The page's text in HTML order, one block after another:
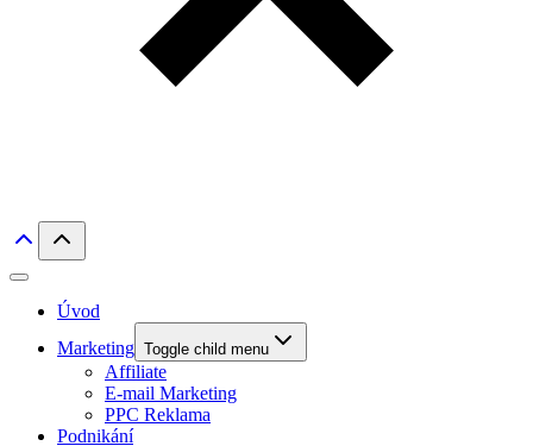
Úvod
Marketing Toggle child menu
Affiliate
E-mail Marketing
PPC Reklama
Podnikání